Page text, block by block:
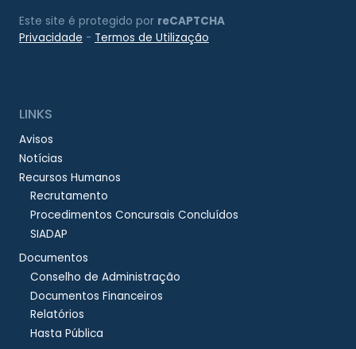
Este site é protegido por reCAPTCHA
Privacidade - Termos de Utilização
LINKS
Avisos
Notícias
Recursos Humanos
Recrutamento
Procedimentos Concursais Concluídos
SIADAP
Documentos
Conselho de Administração
Documentos Financeiros
Relatórios
Hasta Pública